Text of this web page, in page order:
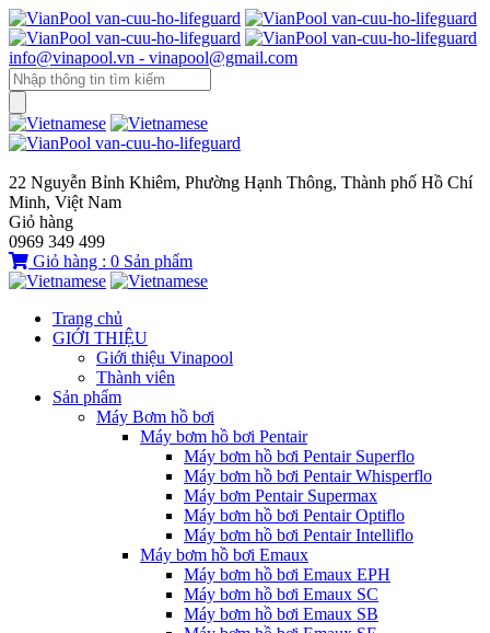
info@vinapool.vn - vinapool@gmail.com
22 Nguyễn Bỉnh Khiêm, Phường Hạnh Thông, Thành phố Hồ Chí
Minh, Việt Nam
Giỏ hàng
0969 349 499
Giỏ hàng : 0 Sản phẩm
Trang chủ
GIỚI THIỆU
Giới thiệu Vinapool
Thành viên
Sản phẩm
Máy Bơm hồ bơi
Máy bơm hồ bơi Pentair
Máy bơm hồ bơi Pentair Superflo
Máy bơm hồ bơi Pentair Whisperflo
Máy bơm Pentair Supermax
Máy bơm hồ bơi Pentair Optiflo
Máy bơm hồ bơi Pentair Intelliflo
Máy bơm hồ bơi Emaux
Máy bơm hồ bơi Emaux EPH
Máy bơm hồ bơi Emaux SC
Máy bơm hồ bơi Emaux SB